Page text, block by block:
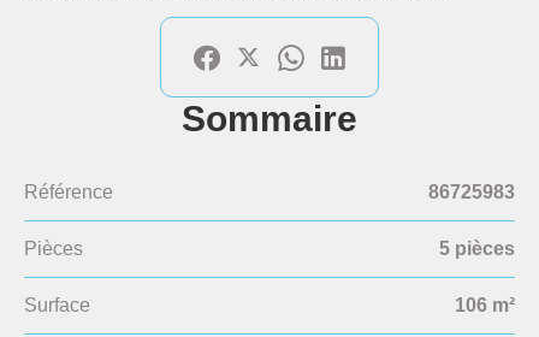
Sommaire
Référence 86725983
Pièces 5 pièces
Surface 106 m²